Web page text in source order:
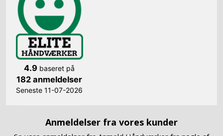
4.9 baseret på
182 anmeldelser
Seneste 11-07-2026
Anmeldelser fra vores kunder